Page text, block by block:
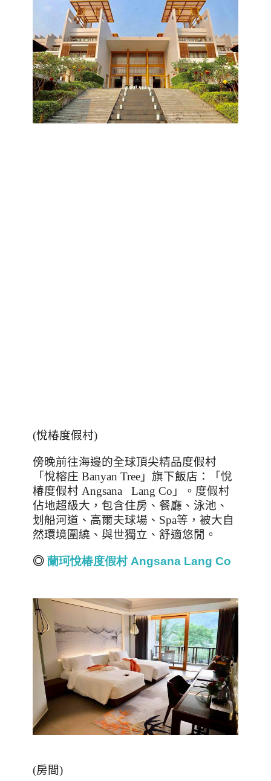
(悅椿度假村)
傍晚前往海邊的全球頂尖精品度假村
「悅榕庄 Banyan Tree 」旗下飯店：「悅
椿度假村 Angsana Lang Co 」。度假村
佔地超級大，包含住房、餐廳、泳池、
划船河道、高爾夫球場、 Spa等，被大自
然環境圍繞、與世獨立、舒適悠閒。
◎ 蘭珂悅椿度假村Angsana Lang Co
(房間)